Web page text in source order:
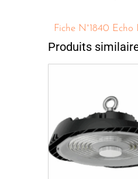
Fiche N°1840
Produits